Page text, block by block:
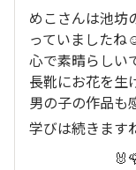
めこさんは池坊
っていました
心で素晴らしい
長靴にお花を生
男の子の作品も
学びは続きます